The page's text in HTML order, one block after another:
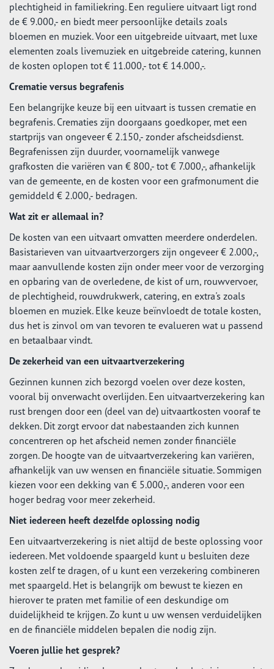
plechtigheid in familiekring. Een reguliere uitvaart ligt rond
de € 9.000,- en biedt meer persoonlijke details zoals
bloemen en muziek. Voor een uitgebreide uitvaart, met luxe
elementen zoals livemuziek en uitgebreide catering, kunnen
de kosten oplopen tot € 11.000,- tot € 14.000,-.
Crematie versus begrafenis
Een belangrijke keuze bij een uitvaart is tussen crematie en
begrafenis. Crematies zijn doorgaans goedkoper, met een
startprijs van ongeveer € 2.150,- zonder afscheidsdienst.
Begrafenissen zijn duurder, voornamelijk vanwege
grafkosten die variëren van € 800,- tot € 7.000,-, afhankelijk
van de gemeente, en de kosten voor een grafmonument die
gemiddeld € 2.000,- bedragen.
Wat zit er allemaal in?
De kosten van een uitvaart omvatten meerdere onderdelen.
Basistarieven van uitvaartverzorgers zijn ongeveer € 2.000,-,
maar aanvullende kosten zijn onder meer voor de verzorging
en opbaring van de overledene, de kist of urn, rouwvervoer,
de plechtigheid, rouwdrukwerk, catering, en extra's zoals
bloemen en muziek. Elke keuze beïnvloedt de totale kosten,
dus het is zinvol om van tevoren te evalueren wat u passend
en betaalbaar vindt.
De zekerheid van een uitvaartverzekering
Gezinnen kunnen zich bezorgd voelen over deze kosten,
vooral bij onverwacht overlijden. Een uitvaartverzekering kan
rust brengen door een (deel van de) uitvaartkosten vooraf te
dekken. Dit zorgt ervoor dat nabestaanden zich kunnen
concentreren op het afscheid nemen zonder financiële
zorgen. De hoogte van de uitvaartverzekering kan variëren,
afhankelijk van uw wensen en financiële situatie. Sommigen
kiezen voor een dekking van € 5.000,-, anderen voor een
hoger bedrag voor meer zekerheid.
Niet iedereen heeft dezelfde oplossing nodig
Een uitvaartverzekering is niet altijd de beste oplossing voor
iedereen. Met voldoende spaargeld kunt u besluiten deze
kosten zelf te dragen, of u kunt een verzekering combineren
met spaargeld. Het is belangrijk om bewust te kiezen en
hierover te praten met familie of een deskundige om
duidelijkheid te krijgen. Zo kunt u uw wensen verduidelijken
en de financiële middelen bepalen die nodig zijn.
Voeren jullie het gesprek?